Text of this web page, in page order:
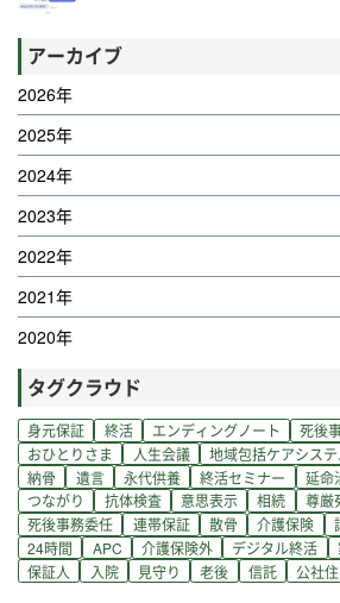
アーカイブ
2026年
2025年
2024年
2023年
2022年
2021年
2020年
タグクラウド
身元保証 終活 エンディングノート 死後
おひとりさま
人生会議 地域包括ケアシステ
納骨
遺言 永代供養 終活セミナー 延命
つながり
抗体検査 意思表示 相続 尊厳
死後事務委任
連帯保証 散骨 介護保険
24時間
APC 介護保険外 デジタル終活
保証人
入院 見守り 老後 信託 公社